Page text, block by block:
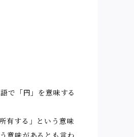
で「円」を意味する
有する」という意味